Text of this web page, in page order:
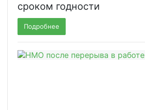
сроком годности
Подробнее